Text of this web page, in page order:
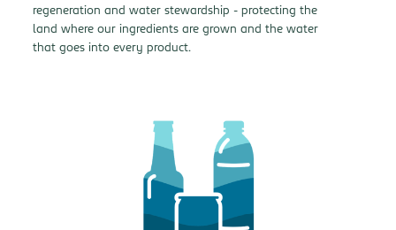
regeneration and water stewardship - protecting the
land where our ingredients are grown and the water
that goes into every product.